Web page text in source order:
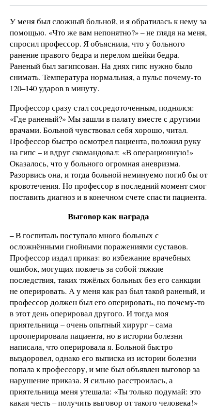
У меня был сложный больной, и я обратилась к нему за
помощью. «Что же вам непонятно?» – не глядя на меня,
спросил профессор. Я объяснила, что у больного
ранение правого бедра и перелом шейки бедра.
Раненый был загипсован. На днях гипс нужно было
снимать. Температура нормальная, а пульс почему-то
120–140 ударов в минуту.
Профессор сразу стал сосредоточенным, поднялся:
«Где раненый?» Мы зашли в палату вместе с другими
врачами. Больной чувствовал себя хорошо, читал.
Профессор быстро осмотрел пациента, положил руку
на гипс – и вдруг скомандовал: «В операционную!»
Оказалось, что у больного огромная аневризма.
Разорвись она, и тогда больной неминуемо погиб бы от
кровотечения. Но профессор в последний момент смог
поставить диагноз и в конечном счете спасти пациента.
Выговор как награда
– В госпиталь поступало много больных с
осложнёнными гнойными поражениями суставов.
Профессор издал приказ: во избежание врачебных
ошибок, могущих повлечь за собой тяжкие
последствия, таких тяжёлых больных без его санкции
не оперировать. А у меня как раз был такой раненый, и
профессор должен был его оперировать, но почему-то
в этот день оперировал другого. И тогда моя
приятельница – очень опытный хирург – сама
прооперировала пациента, но в истории болезни
написала, что оперировала я. Больной быстро
выздоровел, однако его выписка из истории болезни
попала к профессору, и мне был объявлен выговор за
нарушение приказа. Я сильно расстроилась, а
приятельница меня утешала: «Ты только подумай: это
какая честь – получить выговор от такого человека!»